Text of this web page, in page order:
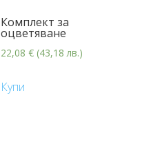
Комплект за
оцветяване
22,08 € (43,18 лв.)
Купи